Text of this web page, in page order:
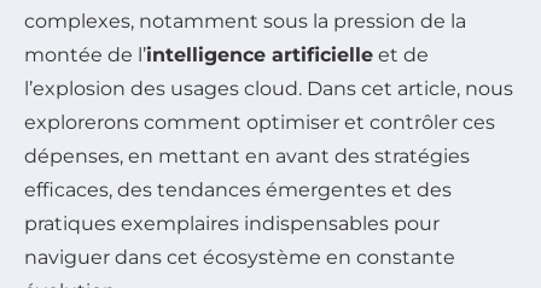
complexes, notamment sous la pression de la
montée de l’intelligence artificielle et de
l’explosion des usages cloud. Dans cet article, nous
explorerons comment optimiser et contrôler ces
dépenses, en mettant en avant des stratégies
efficaces, des tendances émergentes et des
pratiques exemplaires indispensables pour
naviguer dans cet écosystème en constante